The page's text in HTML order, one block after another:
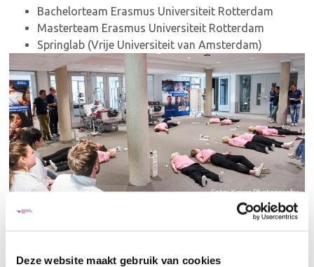
Deze website maakt gebruik van cookies
Bachelorteam Erasmus Universiteit Rotterdam
Masterteam Erasmus Universiteit Rotterdam
Springlab (Vrije Universiteit van Amsterdam)
maken met het scenarioOnwel op de